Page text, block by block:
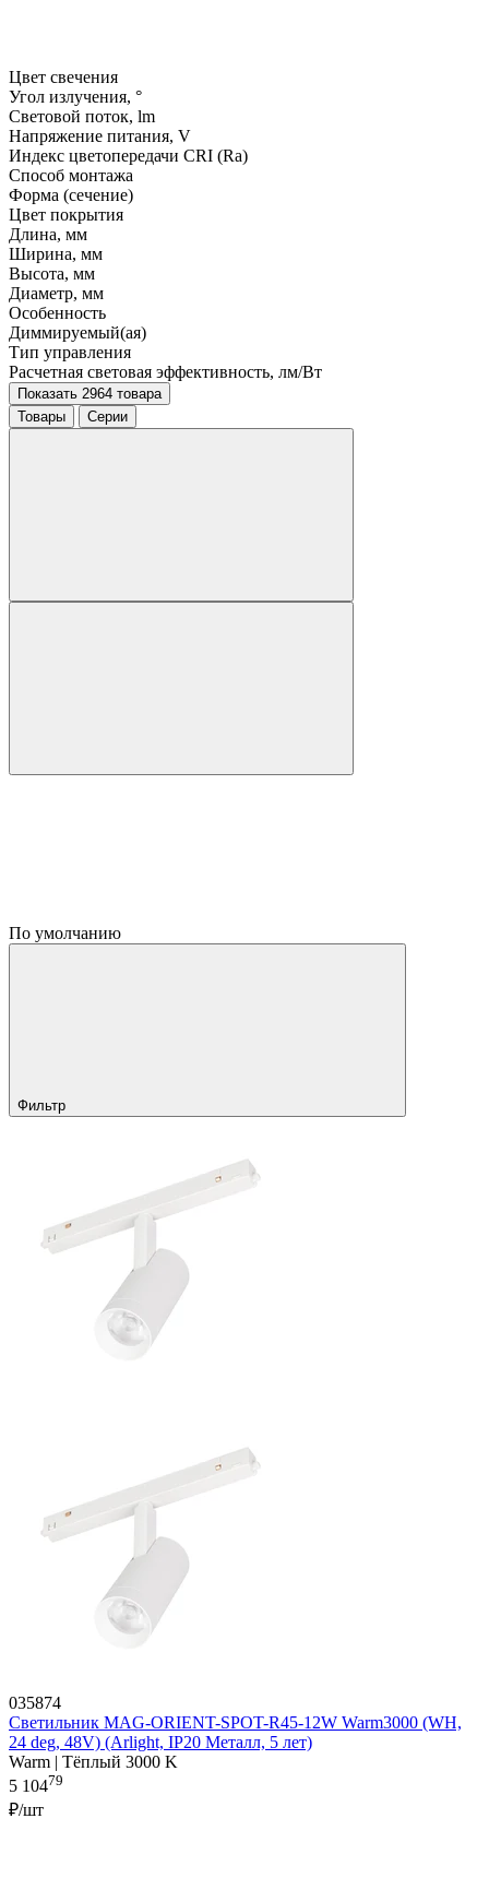
Цвет свечения
Угол излучения, °
Световой поток, lm
Напряжение питания, V
Индекс цветопередачи CRI (Ra)
Способ монтажа
Форма (сечение)
Цвет покрытия
Длина, мм
Ширина, мм
Высота, мм
Диаметр, мм
Особенность
Диммируемый(ая)
Тип управления
Расчетная световая эффективность, лм/Вт
Показать 2964 товара
Товары
Серии
По умолчанию
Фильтр
035874
Светильник MAG-ORIENT-SPOT-R45-12W Warm3000 (WH,
24 deg, 48V) (Arlight, IP20 Металл, 5 лет)
Warm | Тёплый 3000 K
5 10479
₽/шт